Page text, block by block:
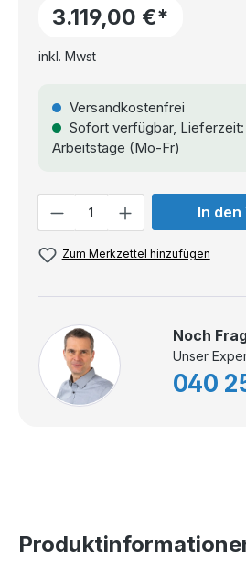
3.119,00 €*
inkl. Mwst
Versandkostenfrei
Sofort verfügbar, Lieferzeit:
Arbeitstage (Mo-Fr)
In
Zum Merkzettel hinzufügen
Noch
Unser
040